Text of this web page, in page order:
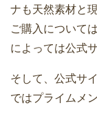
ナも天然素材と
ご購入について
によっては公式
そして、公式サ
ではプライムメ